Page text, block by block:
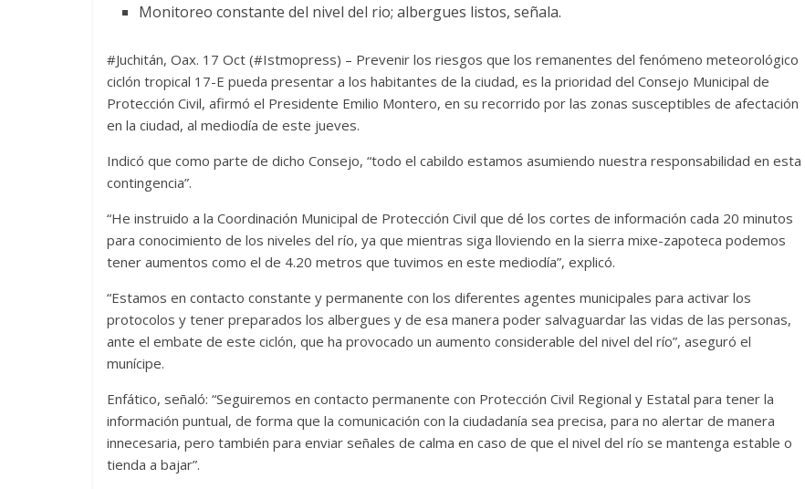
Monitoreo constante del nivel del rio; albergues listos, señala.
#Juchitán, Oax. 17 Oct (#Istmopress) – Prevenir los riesgos que los remanentes del fenómeno meteorológico
ciclón tropical 17-E pueda presentar a los habitantes de la ciudad, es la prioridad del Consejo Municipal de
Protección Civil, afirmó el Presidente Emilio Montero, en su recorrido por las zonas susceptibles de afectación
en la ciudad, al mediodía de este jueves.
Indicó que como parte de dicho Consejo, “todo el cabildo estamos asumiendo nuestra responsabilidad en esta
contingencia”.
“He instruido a la Coordinación Municipal de Protección Civil que dé los cortes de información cada 20 minutos
para conocimiento de los niveles del río, ya que mientras siga lloviendo en la sierra mixe-zapoteca podemos
tener aumentos como el de 4.20 metros que tuvimos en este mediodía”, explicó.
“Estamos en contacto constante y permanente con los diferentes agentes municipales para activar los
protocolos y tener preparados los albergues y de esa manera poder salvaguardar las vidas de las personas,
ante el embate de este ciclón, que ha provocado un aumento considerable del nivel del río”, aseguró el
munícipe.
Enfático, señaló: “Seguiremos en contacto permanente con Protección Civil Regional y Estatal para tener la
información puntual, de forma que la comunicación con la ciudadanía sea precisa, para no alertar de manera
innecesaria, pero también para enviar señales de calma en caso de que el nivel del río se mantenga estable o
tienda a bajar”.